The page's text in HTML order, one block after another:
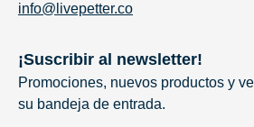
info@livepetter.co
¡Suscribir al newsletter!
Promociones, nuevos productos y
su bandeja de entrada.